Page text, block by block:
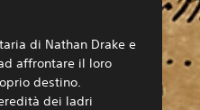
di Nathan Drake e
affrontare il loro
destino.
dei ladri